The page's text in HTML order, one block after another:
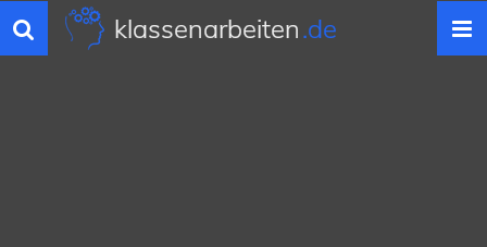
Toggle
navigation
klassenarbeiten.de